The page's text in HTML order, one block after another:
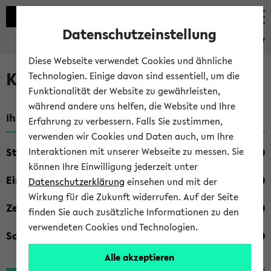
eKVV
Kombisuche im eKVV
Ihre Suchkriterien:
Studienfach
Einrichtung
Zeiten
Sonstiges
Datenschutzeinstellung
Diese Webseite verwendet Cookies und ähnliche
Technologien. Einige davon sind essentiell, um die
Funktionalität der Website zu gewährleisten,
während andere uns helfen, die Website und Ihre
Erfahrung zu verbessern. Falls Sie zustimmen,
verwenden wir Cookies und Daten auch, um Ihre
Interaktionen mit unserer Webseite zu messen. Sie
können Ihre Einwilligung jederzeit unter
Datenschutzerklärung einsehen und mit der
Wirkung für die Zukunft widerrufen. Auf der Seite
finden Sie auch zusätzliche Informationen zu den
verwendeten Cookies und Technologien.
Alle akzeptieren